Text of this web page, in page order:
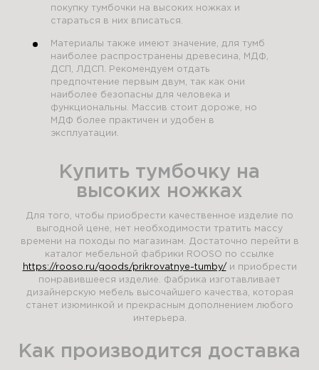
покупку тумбочки на высоких ножках и
стараться в них вписаться.
Материалы также имеют значение, для тумб
наиболее распространены древесина, МДФ,
ДСП, ЛДСП. Рекомендуем отдать
предпочтение первым двум, так как они
наиболее безопасны для человека и
функциональны. Массив стоит дороже, но
МДФ более практичен и удобен в
эксплуатации.
Купить тумбочку на
высоких ножках
Для того, чтобы приобрести качественное изделие по
выгодной цене, нет необходимости тратить массу
времени на походы по магазинам. Достаточно перейти в
каталог мебельной фабрики ROOSO по ссылке
https://rooso.ru/goods/prikrovatnye-tumby/ и приобрести
понравившееся изделие. Фабрика изготавливает
дизайнерскую мебель высочайшего качества, которая
станет изюминкой и прекрасным дополнением любого
интерьера.
Как производится доставка